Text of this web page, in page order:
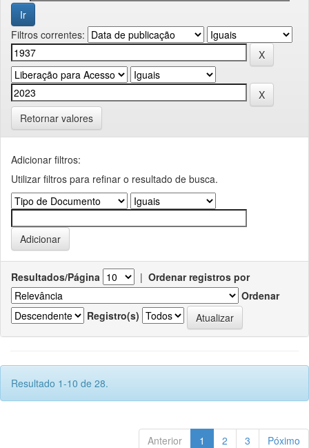
Filtros correntes:
Retornar valores
Adicionar filtros:
Utilizar filtros para refinar o resultado de busca.
Resultados/Página | Ordenar registros por
Ordenar
Registro(s)
Resultado 1-10 de 28.
Anterior 1 2 3 Póximo